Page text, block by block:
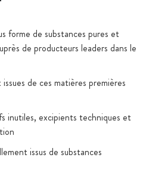
forme de substances pures et
de producteurs leaders dans le
de ces matières premières
inutiles, excipients techniques et
issus de substances